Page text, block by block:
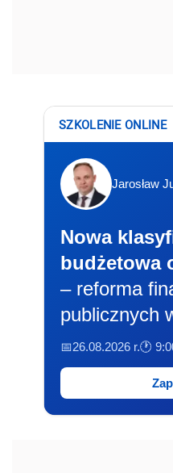
SZKOLENIE ONLINE
Jarosław
Nowa
budżetowa
– reforma
publicznych
📅26.08.2026 r.🕐